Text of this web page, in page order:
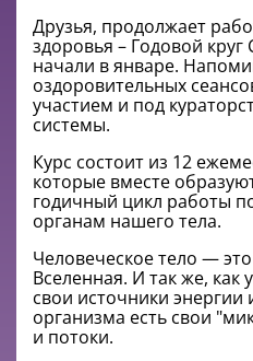
Друзья, продолжает
здоровья – Годовой
начали в январе.
оздоровительных
участием и под
системы.
Курс состоит из 12
которые вместе
годичный цикл работы
органам нашего тела.
Человеческое тело —
Вселенная. И так же, как
свои источники энергии
организма есть свои
и потоки.